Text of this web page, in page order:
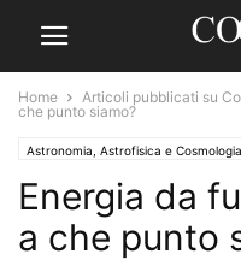
Home Articoli pubblicati su
che punto siamo?
Astronomia, Astrofisica e Cosmologia
Energia da
a che punto